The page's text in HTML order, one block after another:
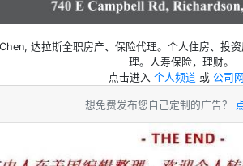
达拉斯全职房产、保险代理。个人住房、投
理。人寿保险，理财。
点击进入 个人频道 或 公司
想免费发布您自己定制的广告？